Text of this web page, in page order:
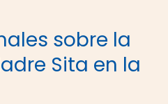
sobre la
Sita en la